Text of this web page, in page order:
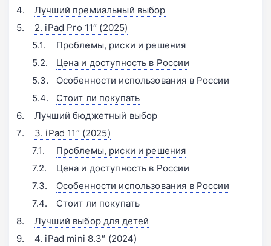
Лучший премиальный выбор
2. iPad Pro 11″ (2025)
Проблемы, риски и решения
Цена и доступность в России
Особенности использования в России
Стоит ли покупать
Лучший бюджетный выбор
3. iPad 11″ (2025)
Проблемы, риски и решения
Цена и доступность в России
Особенности использования в России
Стоит ли покупать
Лучший выбор для детей
4. iPad mini 8.3″ (2024)